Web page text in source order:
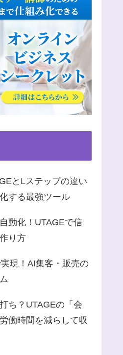
とLステップの違い
する最強ツール
動化！UTAGEで信
り方
現！AI集客・販売の
ち？UTAGEの「会
働時間を減らして収